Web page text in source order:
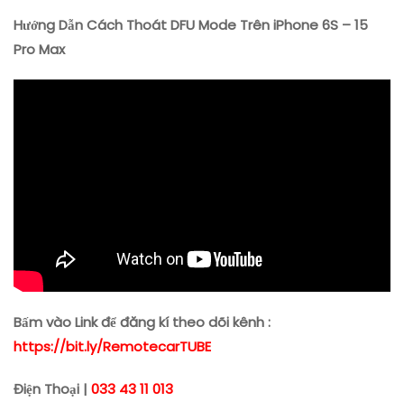
Hướng Dẫn Cách Thoát DFU Mode Trên iPhone 6S – 15
Pro Max
Bấm vào Link để đăng kí theo dõi kênh :
https://bit.ly/RemotecarTUBE
Điện Thoại | 033 43 11 013